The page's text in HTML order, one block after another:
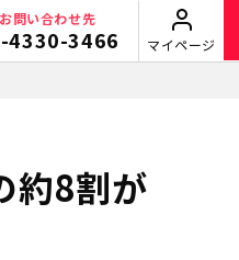
お問い合わせ先
4330-3466 マイページ
約8割が